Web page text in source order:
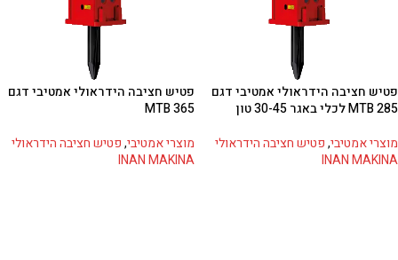
פטיש חציבה הידראולי אמטיבי דגם
MTB 285 לכלי באגר 30-45 טון
מוצרי אמטיבי,פטיש חציבה הידראולי
INAN MAKINA
פטיש חציבה הידראולי אמטיבי דגם
MTB 365
מוצרי אמטיבי,פטיש חציבה הידראולי
INAN MAKINA